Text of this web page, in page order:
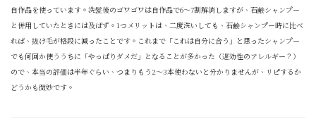
自作品を使っています。洗髪後のゴワゴワは自作品で6～7割解消しますが、石鹸シャンプー
と併用していたときには及ばず。1つメリットは、二度洗いしても、石鹸シャンプー時に比べ
れば、抜け毛が格段に減ったことです。これまで「これは自分に合う」と思ったシャンプー
でも何回か使ううちに「やっぱりダメだ」となることが多かった（遅効性のアレルギー？）
ので、本当の評価は半年ぐらい、つまりもう2～3本使わないと分かりませんが、リピするか
どうかも微妙です。